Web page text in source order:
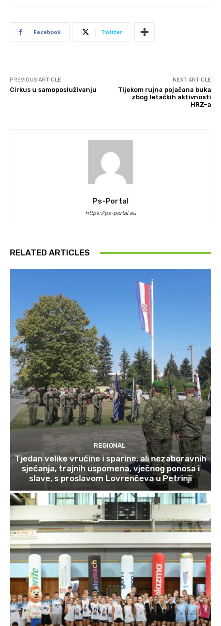
Facebook Twitter
PREVIOUS ARTICLE
Cirkus u samoposluživanju
NEXT ARTICLE
Tijekom rujna pojačana buka
zbog letačkih aktivnosti
HRZ-a
Ps-Portal
https://ps-portal.eu
RELATED ARTICLES
REGIONAL
Tjedan velike vrućine i sparine, ali nezaboravnih
sjećanja, trajnih uspomena, vječnog ponosa i
slave, s proslavom Lovrenčeva u Petrinji